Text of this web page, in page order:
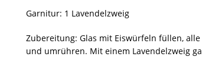
Garnitur: 1 Lavendelzweig
Zubereitung: Glas mit Eiswürfeln füllen,
und umrühren. Mit einem Lavendelzweig